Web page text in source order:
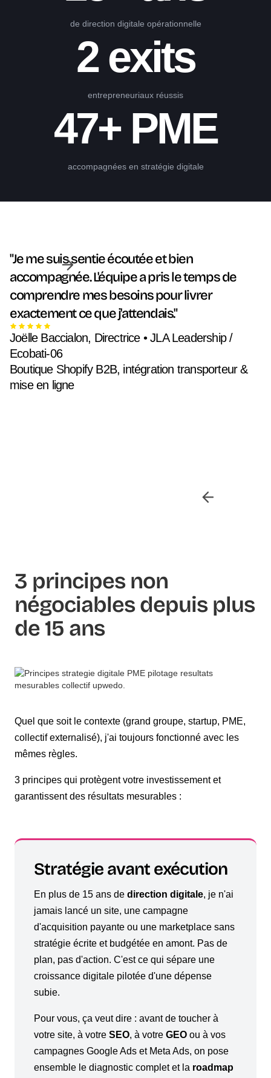
Digital FlashUP
Extended Monaco Entreprises
blog upwedo. 47 PME accompagnées
Julien Deloume sur LinkedIn.
upwedo.
de direction digitale opérationnelle
2 exits
entrepreneuriaux réussis
47+ PME
accompagnées en stratégie digitale
"Je me suis sentie écoutée et bien
accompagnée. L'équipe a pris le temps de
comprendre mes besoins pour livrer
exactement ce que j'attendais."
Joëlle Baccialon, Directrice • JLA Leadership /
Ecobati-06
Boutique Shopify B2B, intégration transporteur &
mise en ligne
3 principes non
négociables depuis plus
de 15 ans
Quel que soit le contexte (grand groupe, startup, PME,
collectif externalisé), j'ai toujours fonctionné avec les
mêmes règles.
3 principes qui protègent votre investissement et
garantissent des résultats mesurables :
Stratégie avant exécution
En plus de 15 ans de direction digitale, je n'ai
jamais lancé un site, une campagne
d'acquisition payante ou une marketplace sans
stratégie écrite et budgétée en amont. Pas de
plan, pas d'action. C'est ce qui sépare une
croissance digitale pilotée d'une dépense
subie.
Pour vous, ça veut dire : avant de toucher à
votre site, à votre SEO, à votre GEO ou à vos
campagnes Google Ads et Meta Ads, on pose
ensemble le diagnostic complet et la roadmap